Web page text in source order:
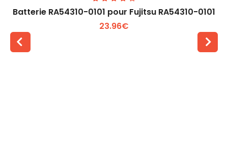
Batterie RA54310-0101 pour Fujitsu RA54310-0101
23.96€